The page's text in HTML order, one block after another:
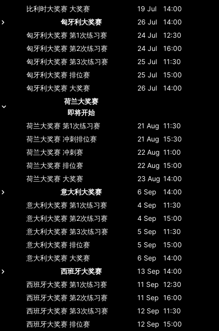
比利时大奖赛 大奖赛 19 Jul
14:00
匈牙利大奖赛
26 Jul
14:00
匈牙利大奖赛 第1次练习赛 24 Jul
12:30
匈牙利大奖赛 第2次练习赛 24 Jul
16:00
匈牙利大奖赛 第3次练习赛 25 Jul
11:30
匈牙利大奖赛 排位赛 25 Jul
15:00
匈牙利大奖赛 大奖赛 26 Jul
14:00
荷兰大奖赛
即将开始
荷兰大奖赛 第1次练习赛 21 Aug 11:30
荷兰大奖赛 冲刺排位赛 21 Aug 15:30
荷兰大奖赛 冲刺赛 22 Aug 11:00
荷兰大奖赛 排位赛 22 Aug 15:00
荷兰大奖赛 大奖赛 23 Aug 14:00
意大利大奖赛
6 Sep
14:00
意大利大奖赛 第1次练习赛 4 Sep
11:30
意大利大奖赛 第2次练习赛 4 Sep
15:00
意大利大奖赛 第3次练习赛 5 Sep
11:30
意大利大奖赛 排位赛 5 Sep
15:00
意大利大奖赛 大奖赛 6 Sep
14:00
西班牙大奖赛
13 Sep 14:00
西班牙大奖赛 第1次练习赛 11 Sep 12:30
西班牙大奖赛 第2次练习赛 11 Sep 16:00
西班牙大奖赛 第3次练习赛 12 Sep 11:30
西班牙大奖赛 排位赛 12 Sep 15:00